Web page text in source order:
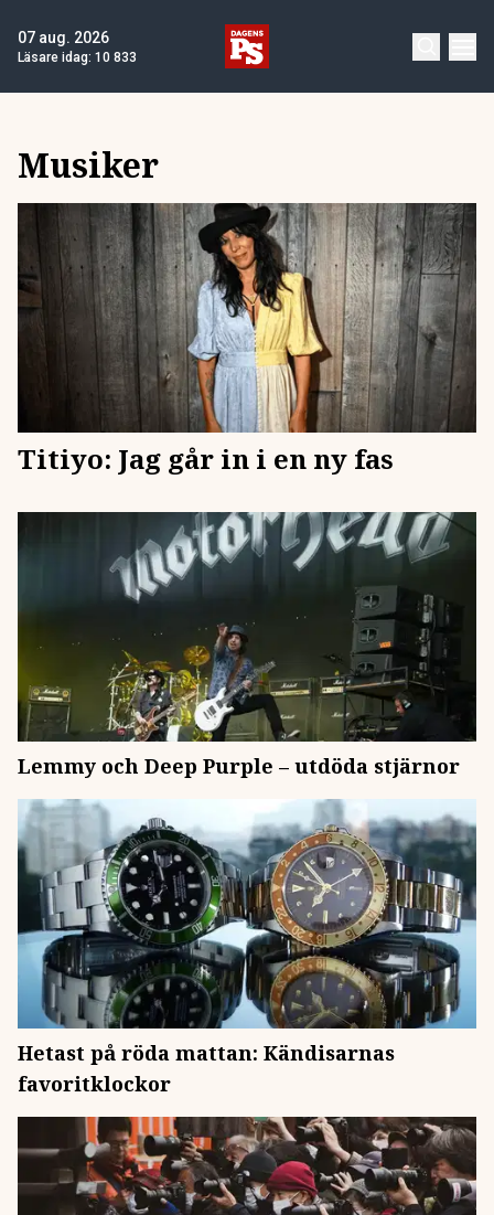
07 aug. 2026
Läsare idag: 10 833
Musiker
Titiyo: Jag går in i en ny fas
Lemmy och Deep Purple – utdöda stjärnor
Hetast på röda mattan: Kändisarnas
favoritklockor